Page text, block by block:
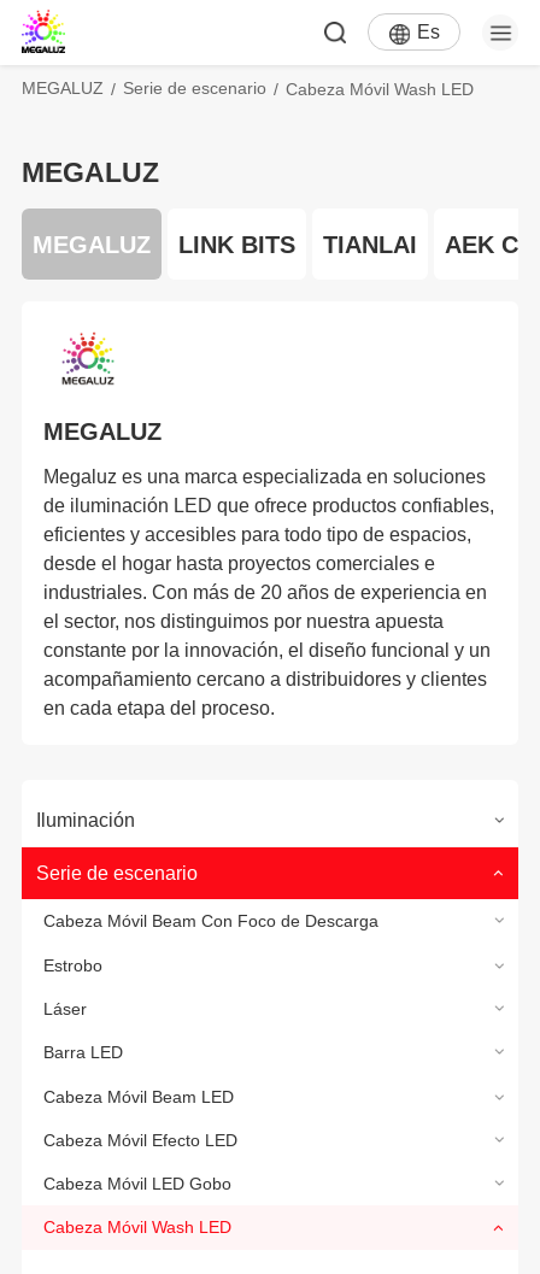
Es
MEGALUZ Serie de escenario Cabeza Móvil Wash LED
MEGALUZ
MEGALUZ LINK BITS TIANLAI AEK
MEGALUZ
Megaluz es una marca especializada en soluciones
de iluminación LED que ofrece productos confiables,
eficientes y accesibles para todo tipo de espacios,
desde el hogar hasta proyectos comerciales e
industriales. Con más de 20 años de experiencia en
el sector, nos distinguimos por nuestra apuesta
constante por la innovación, el diseño funcional y un
acompañamiento cercano a distribuidores y clientes
en cada etapa del proceso.
Iluminación
Serie de escenario
Cabeza Móvil Beam Con Foco de Descarga
Estrobo
Láser
Barra LED
Cabeza Móvil Beam LED
Cabeza Móvil Efecto LED
Cabeza Móvil LED Gobo
Cabeza Móvil Wash LED